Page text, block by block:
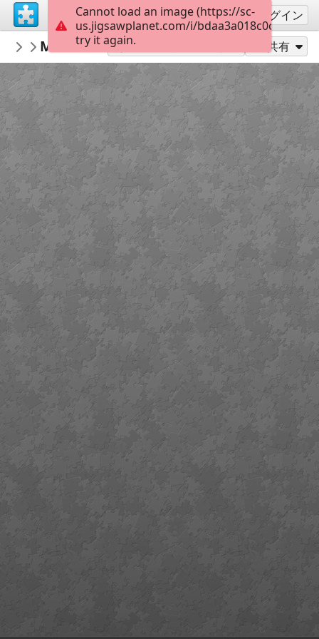
サインアップ ログイン
AmazingGraceJigsaws
February
Matthew 15:18,19別のピース数でプレイ 共有
Cannot load an image (https://sc-
us.jigsawplanet.com/i/
try it again.